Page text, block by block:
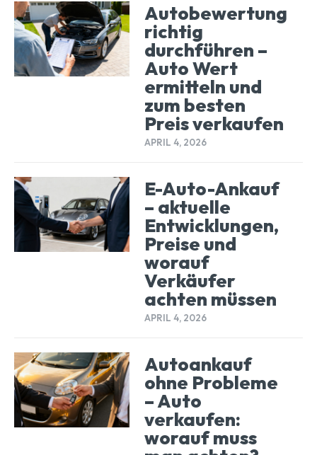
Autobewertung
richtig
durchführen –
Auto Wert
ermitteln und
zum besten
Preis verkaufen
APRIL 4, 2026
E-Auto-Ankauf
– aktuelle
Entwicklungen,
Preise und
worauf
Verkäufer
achten müssen
APRIL 4, 2026
Autoankauf
ohne Probleme
– Auto
verkaufen:
worauf muss